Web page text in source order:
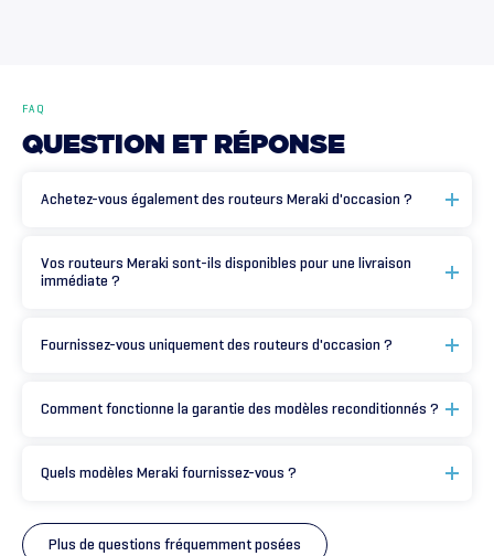
FAQ
QUESTION ET RÉPONSE
Achetez-vous également des routeurs Meraki d'occasion ?
Vos routeurs Meraki sont-ils disponibles pour une livraison
immédiate ?
Fournissez-vous uniquement des routeurs d'occasion ?
Comment fonctionne la garantie des modèles reconditionnés ?
Quels modèles Meraki fournissez-vous ?
Plus de questions fréquemment posées